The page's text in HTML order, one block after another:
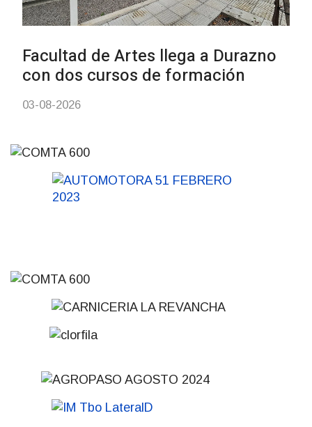
01-08-2026
Inauguran Destacamento de la
Republicana en Durazno
31-07-2026